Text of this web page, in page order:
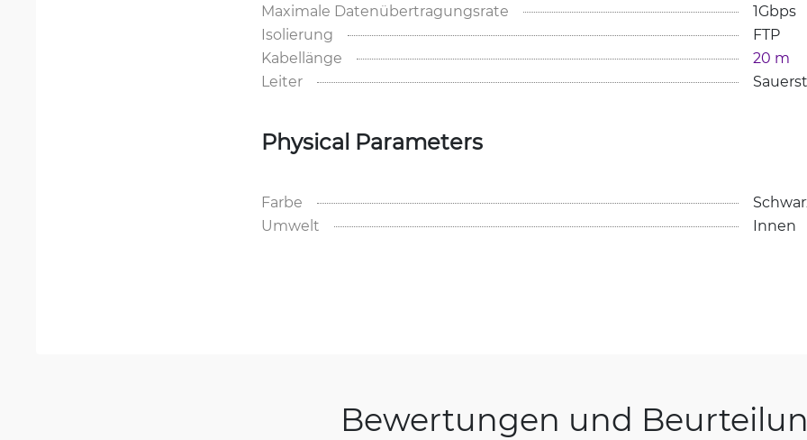
Maximale Datenübertragungsrate
1Gbps
Isolierung
FTP
Kabellänge
20 m
Leiter
Physical Parameters
Farbe
Umwelt
Innen
Bewertungen und